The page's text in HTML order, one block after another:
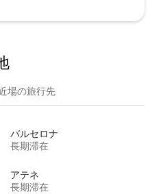
場の旅行先
バルセロナ
長期滞在
アテネ
長期滞在